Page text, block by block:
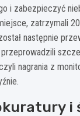
i zabezpieczyć
zatrzymali
następnie
nagrania z
i